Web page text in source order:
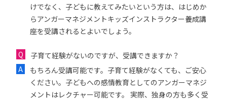
けでなく、子どもに教えてみたいという方は、はじめか
らアンガーマネジメントキッズインストラクター養成講
座を受講されるとよいでしょう。
子育て経験がないのですが、受講できますか？
もちろん受講可能です。子育て経験がなくても、ご安心
ください。子どもへの感情教育としてのアンガーマネジ
メントはレクチャー可能です。 実際、独身の方も多く受